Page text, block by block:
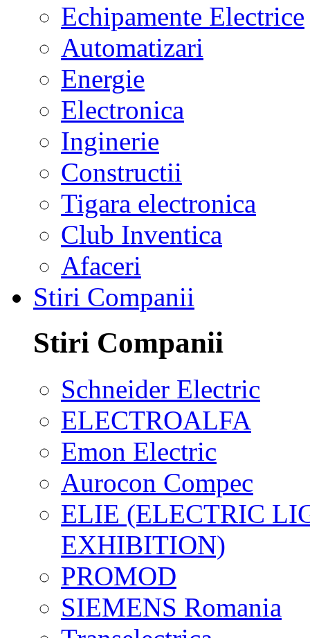
Echipamente Electrice
Automatizari
Energie
Electronica
Inginerie
Constructii
Tigara electronica
Club Inventica
Afaceri
Stiri Companii
Stiri Companii
Schneider Electric
ELECTROALFA
Emon Electric
Aurocon Compec
ELIE (ELECTRIC
EXHIBITION)
PROMOD
SIEMENS Romania